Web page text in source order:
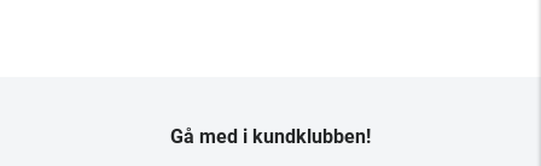
Gå med i kundklubben!